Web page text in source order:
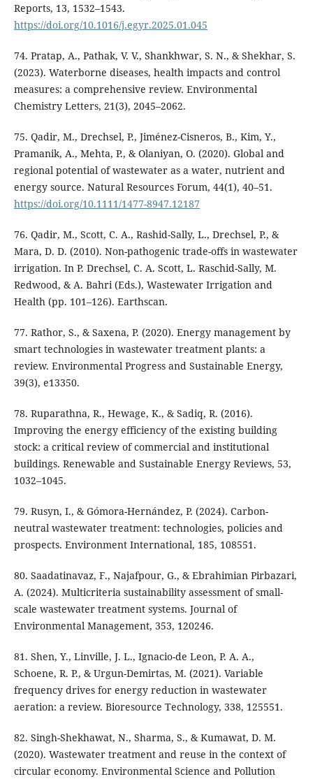
Reports, 13, 1532–1543.
https://doi.org/10.1016/j.egyr.2025.01.045
74. Pratap, A., Pathak, V. V., Shankhwar, S. N., & Shekhar, S.
(2023). Waterborne diseases, health impacts and control
measures: a comprehensive review. Environmental
Chemistry Letters, 21(3), 2045–2062.
75. Qadir, M., Drechsel, P., Jiménez-Cisneros, B., Kim, Y.,
Pramanik, A., Mehta, P., & Olaniyan, O. (2020). Global and
regional potential of wastewater as a water, nutrient and
energy source. Natural Resources Forum, 44(1), 40–51.
https://doi.org/10.1111/1477-8947.12187
76. Qadir, M., Scott, C. A., Rashid-Sally, L., Drechsel, P., &
Mara, D. D. (2010). Non-pathogenic trade-offs in wastewater
irrigation. In P. Drechsel, C. A. Scott, L. Raschid-Sally, M.
Redwood, & A. Bahri (Eds.), Wastewater Irrigation and
Health (pp. 101–126). Earthscan.
77. Rathor, S., & Saxena, P. (2020). Energy management by
smart technologies in wastewater treatment plants: a
review. Environmental Progress and Sustainable Energy,
39(3), e13350.
78. Ruparathna, R., Hewage, K., & Sadiq, R. (2016).
Improving the energy efficiency of the existing building
stock: a critical review of commercial and institutional
buildings. Renewable and Sustainable Energy Reviews, 53,
1032–1045.
79. Rusyn, I., & Gómora-Hernández, P. (2024). Carbon-
neutral wastewater treatment: technologies, policies and
prospects. Environment International, 185, 108551.
80. Saadatinavaz, F., Najafpour, G., & Ebrahimian Pirbazari,
A. (2024). Multicriteria sustainability assessment of small-
scale wastewater treatment systems. Journal of
Environmental Management, 353, 120246.
81. Shen, Y., Linville, J. L., Ignacio-de Leon, P. A. A.,
Schoene, R. P., & Urgun-Demirtas, M. (2021). Variable
frequency drives for energy reduction in wastewater
aeration: a review. Bioresource Technology, 338, 125551.
82. Singh-Shekhawat, N., Sharma, S., & Kumawat, D. M.
(2020). Wastewater treatment and reuse in the context of
circular economy. Environmental Science and Pollution